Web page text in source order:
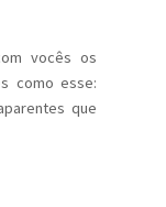
vocês os
como esse:
que